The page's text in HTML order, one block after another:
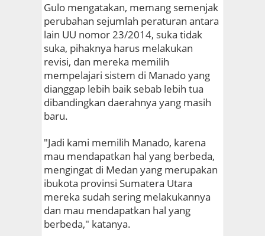
Gulo mengatakan, memang semenjak
perubahan sejumlah peraturan antara
lain UU nomor 23/2014, suka tidak
suka, pihaknya harus melakukan
revisi, dan mereka memilih
mempelajari sistem di Manado yang
dianggap lebih baik sebab lebih tua
dibandingkan daerahnya yang masih
baru.
"Jadi kami memilih Manado, karena
mau mendapatkan hal yang berbeda,
mengingat di Medan yang merupakan
ibukota provinsi Sumatera Utara
mereka sudah sering melakukannya
dan mau mendapatkan hal yang
berbeda," katanya.